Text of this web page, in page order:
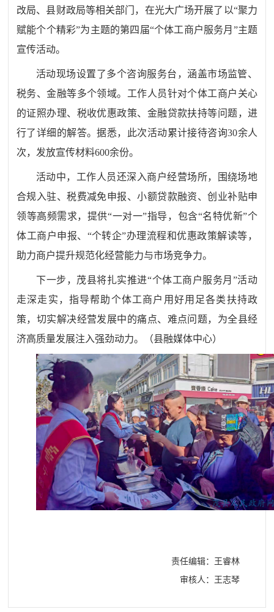
改局、县财政局等相关部门，在光大广场开展了以“聚力
赋能个个精彩”为主题的第四届“个体工商户服务月”主题
宣传活动。
活动现场设置了多个咨询服务台，涵盖市场监管、
税务、金融等多个领域。工作人员针对个体工商户关心
的证照办理、税收优惠政策、金融贷款扶持等问题，进
行了详细的解答。据悉，此次活动累计接待咨询30余人
次，发放宣传材料600余份。
活动中，工作人员还深入商户经营场所，围绕场地
合规入驻、税费减免申报、小额贷款融资、创业补贴申
领等高频需求，提供“一对一”指导，包含“名特优新”个
体工商户申报、“个转企”办理流程和优惠政策解读等，
助力商户提升规范化经营能力与市场竞争力。
下一步，茂县将扎实推进“个体工商户服务月”活动
走深走实，指导帮助个体工商户用好用足各类扶持政
策，切实解决经营发展中的痛点、难点问题，为全县经
济高质量发展注入强劲动力。
（县融媒体中心）
责任编辑：王睿林
审核人：王志琴